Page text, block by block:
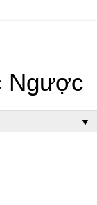
Ngược
▼